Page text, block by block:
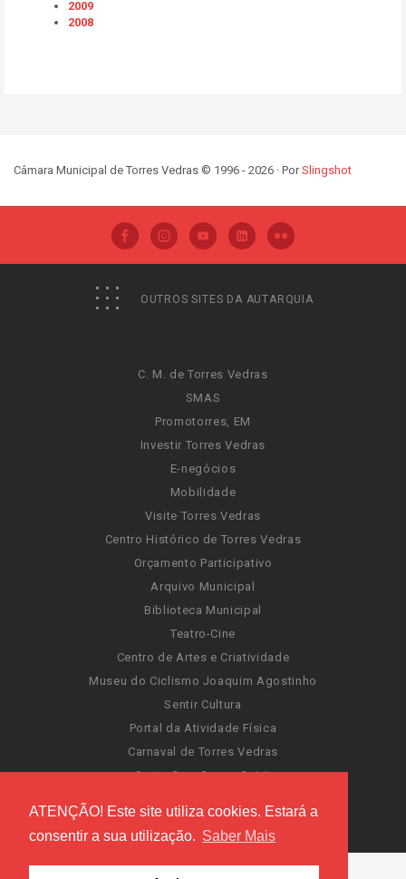
ATENÇÃO! Este site utiliza cookies. Estará a
consentir a sua utilização. Saber Mais
2009
2008
Câmara Municipal de Torres Vedras © 1996 - 2026 · PorSlingshot
OUTROS SITES DA AUTARQUIA
C. M. de Torres Vedras
SMAS
Promotorres, EM
Investir Torres Vedras
E-negócios
Mobilidade
Visite Torres Vedras
Centro Histórico de Torres Vedras
Orçamento Participativo
Arquivo Municipal
Biblioteca Municipal
Teatro-Cine
Centro de Artes e Criatividade
Museu do Ciclismo Joaquim Agostinho
Sentir Cultura
Portal da Atividade Física
Carnaval de Torres Vedras
Santa Cruz Ocean Spirit